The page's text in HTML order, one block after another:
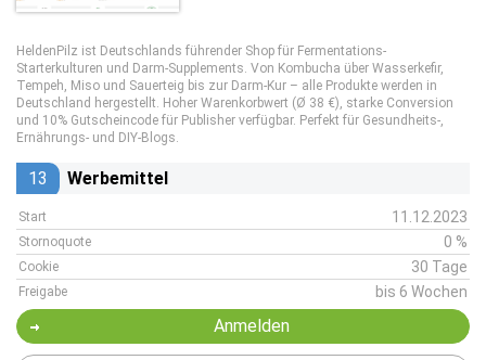
HeldenPilz ist Deutschlands führender Shop für Fermentations-
Starterkulturen und Darm-Supplements. Von Kombucha über Wasserkefir,
Tempeh, Miso und Sauerteig bis zur Darm-Kur – alle Produkte werden in
Deutschland hergestellt. Hoher Warenkorbwert (Ø 38 €), starke Conversion
und 10% Gutscheincode für Publisher verfügbar. Perfekt für Gesundheits-,
Ernährungs- und DIY-Blogs.
13 Werbemittel
Start 11.12.2023
Stornoquote 0 %
Cookie 30 Tage
Freigabe bis 6 Wochen
Anmelden